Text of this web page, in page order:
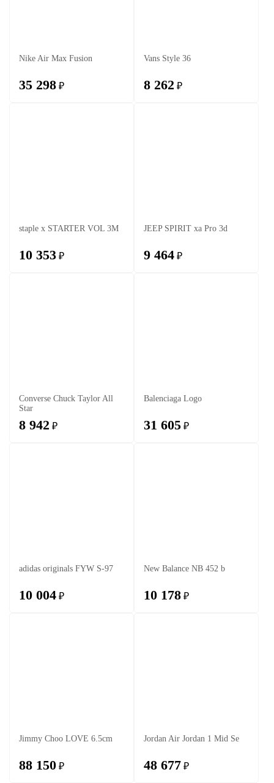
Nike Air Max Fusion
35 298 ₽
Vans Style 36
8 262 ₽
staple x STARTER VOL 3M
10 353 ₽
JEEP SPIRIT xa Pro 3d
9 464 ₽
Converse Chuck Taylor All
Star
8 942 ₽
Balenciaga Logo
31 605 ₽
adidas originals FYW S-97
10 004 ₽
New Balance NB 452 b
10 178 ₽
Jimmy Choo LOVE 6.5cm
88 150 ₽
Jordan Air Jordan 1 Mid Se
48 677 ₽